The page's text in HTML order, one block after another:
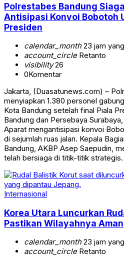
Polrestabes Bandung
Antisipasi Konvoi Bobotoh
Presiden
calendar_month23 jam
account_circleRetanto
visibility26
0Komentar
Jakarta, (Duasatunews.com) –
menyiapkan 1.380 personel
Kota Bandung setelah final Piala
Bandung dan Persebaya
Aparat mengantisipasi konvoi
di sejumlah ruas jalan. Kepala
Bandung, AKBP Asep Saepudin,
telah bersiaga di titik-titik
Internasional
Korea Utara Luncurkan
Pastikan Wilayahnya Aman
calendar_month23 jam
account_circleRetanto